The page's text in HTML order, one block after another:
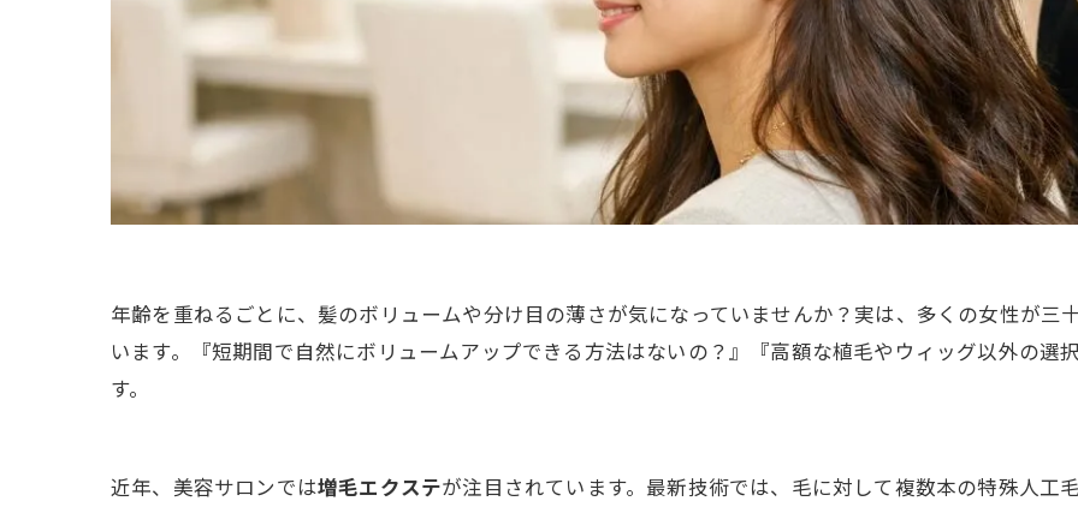
年齢を重ねるごとに、髪のボリュームや分け目の薄さが気になっていませんか？実は、多くの女性が三
います。『短期間で自然にボリュームアップできる方法はないの？』『高額な植毛やウィッグ以外の
す。
近年、美容サロンでは増毛エクステが注目されています。最新技術では、毛に対して複数本の特殊人工